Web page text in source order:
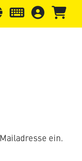
Header Springe
ein.